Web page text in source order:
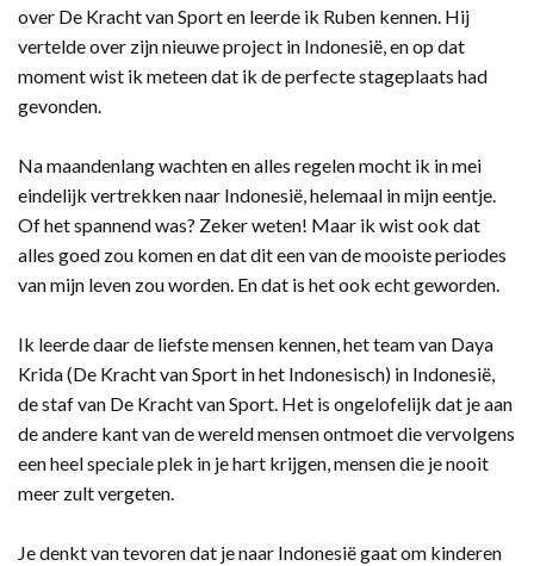
over De Kracht van Sport en leerde ik Ruben kennen. Hij
vertelde over zijn nieuwe project in Indonesië, en op dat
moment wist ik meteen dat ik de perfecte stageplaats had
gevonden.
Na maandenlang wachten en alles regelen mocht ik in mei
eindelijk vertrekken naar Indonesië, helemaal in mijn eentje.
Of het spannend was? Zeker weten! Maar ik wist ook dat
alles goed zou komen en dat dit een van de mooiste periodes
van mijn leven zou worden. En dat is het ook echt geworden.
Ik leerde daar de liefste mensen kennen, het team van Daya
Krida (De Kracht van Sport in het Indonesisch) in Indonesië,
de staf van De Kracht van Sport. Het is ongelofelijk dat je aan
de andere kant van de wereld mensen ontmoet die vervolgens
een heel speciale plek in je hart krijgen, mensen die je nooit
meer zult vergeten.
Je denkt van tevoren dat je naar Indonesië gaat om kinderen